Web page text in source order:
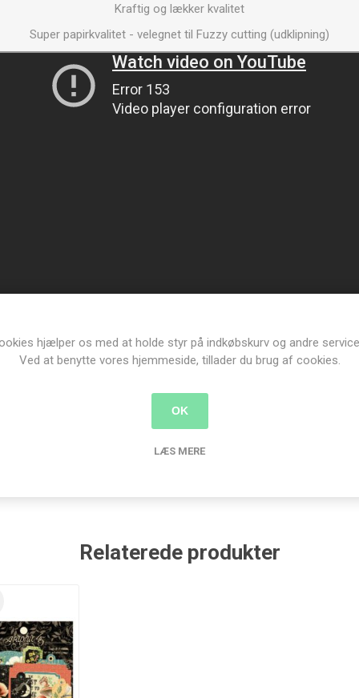
Kraftig og lækker kvalitet
Super papirkvalitet - velegnet til Fuzzy cutting (udklipning)
Produkt tags
Relaterede produkter
hjælper os med at holde styr på indkøbskurv og andre
Ved at benytte vores hjemmeside, tillader du brug af cookies.
OK
LÆS MERE